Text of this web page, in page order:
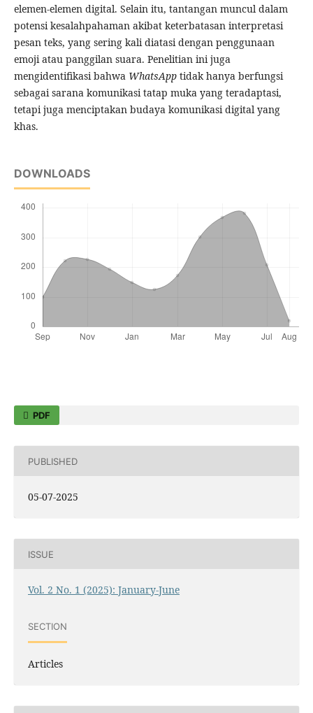
elemen-elemen digital. Selain itu, tantangan muncul dalam
potensi kesalahpahaman akibat keterbatasan interpretasi
pesan teks, yang sering kali diatasi dengan penggunaan
emoji atau panggilan suara. Penelitian ini juga
mengidentifikasi bahwa WhatsApp tidak hanya berfungsi
sebagai sarana komunikasi tatap muka yang teradaptasi,
tetapi juga menciptakan budaya komunikasi digital yang
khas.
DOWNLOADS
PDF
PUBLISHED
05-07-2025
ISSUE
Vol. 2 No. 1 (2025): January-June
SECTION
Articles